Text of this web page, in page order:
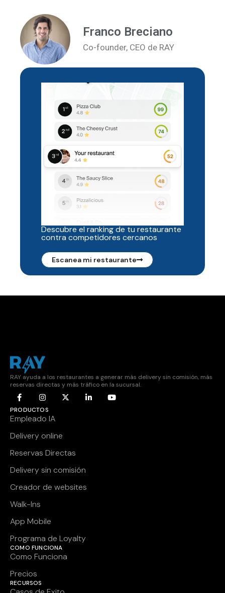
Franco Breciano
Co-founder, CEO de RAY
Descubre el ranking de tu restaurante
contra competidores cercanos
Escanea mi restaurante
RAY ayuda a los restaurantes a generar más delivery sin comisión, más
reservas directas y más tráfico en la sucursal.
PRODUCTOS
Empleado IA
Delivery online
Reservas Directas
Delivery sin comisión
Creador de websites
Walk-Ins
App Mobile
Programa de Loyalty
COMO FUNCIONA
Como Funciona
Precios
RECURSOS